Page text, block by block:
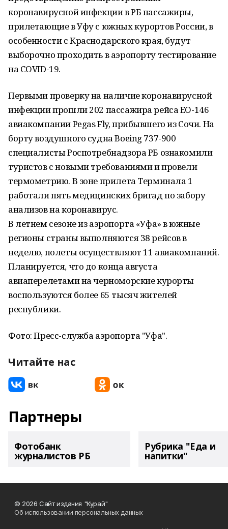
коронавирусной инфекции в РБ пассажиры,
прилетающие в Уфу с южных курортов России, в
особенности с Краснодарского края, будут
выборочно проходить в аэропорту тестирование
на COVID-19.
Первыми проверку на наличие коронавирусной
инфекции прошли 202 пассажира рейса EO-146
авиакомпании Pegas Fly, прибывшего из Сочи. На
борту воздушного судна Boeing 737-900
специалисты Роспотребнадзора РБ ознакомили
туристов с новыми требованиями и провели
термометрию. В зоне прилета Терминала 1
работали пять медицинских бригад по забору
анализов на коронавирус.
В летнем сезоне из аэропорта «Уфа» в южные
регионы страны выполняются 38 рейсов в
неделю, полеты осуществляют 11 авиакомпаний.
Планируется, что до конца августа
авиаперелетами на черноморские курорты
воспользуются более 65 тысяч жителей
республики.
Фото: Пресс-служба аэропорта "Уфа".
Читайте нас
Партнеры
Фотобанк
журналистов РБ
Рубрика "Еда и
напитки"
© 2026 Сайт издания "Курай"
Об использовании персональных данных